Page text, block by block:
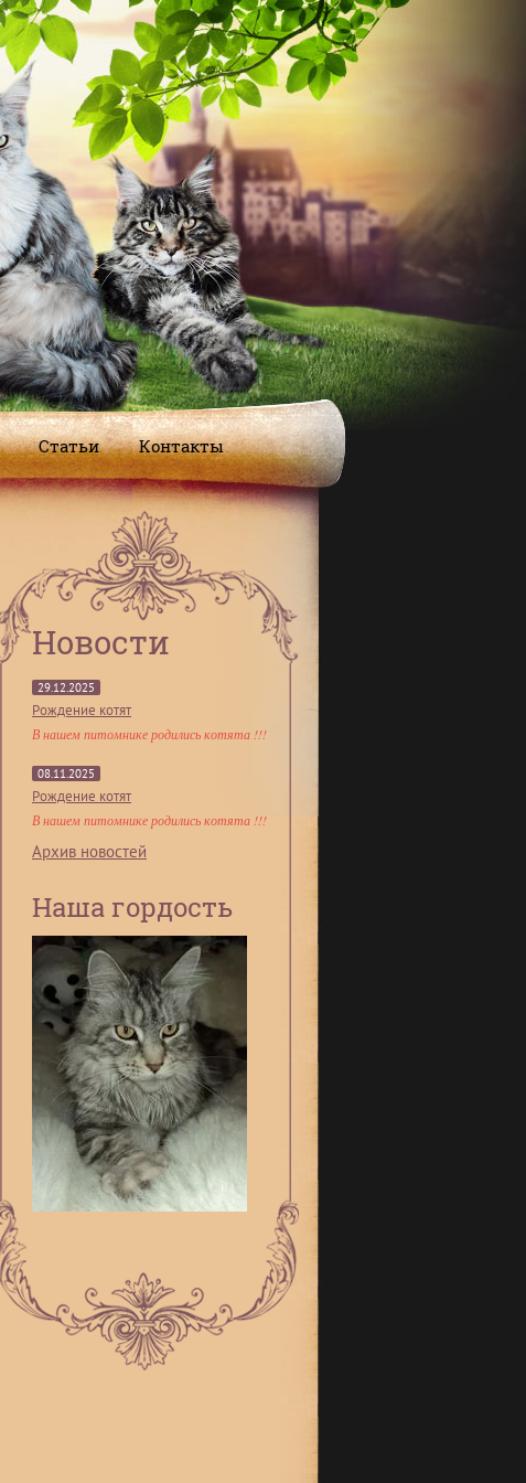
Статьи Контакты
Новости
29.12.2025
Рождение котят
В нашем питомнике родились котята !!!
08.11.2025
Рождение котят
В нашем питомнике родились котята !!!
Архив новостей
Наша гордость